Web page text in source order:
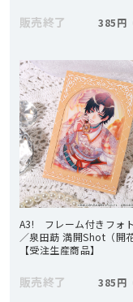
販売終了 385円
A3! フレーム付きフォ
／泉田莇 満開Shot（開花
【受注生産商品】
販売終了 385円